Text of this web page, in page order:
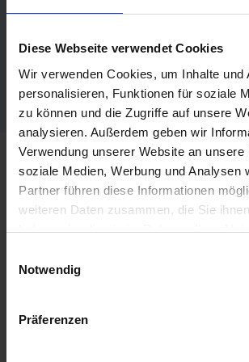
Diese Webseite verwendet Cookies
Wir verwenden Cookies, um Inhalte und
personalisieren, Funktionen für soziale
zu können und die Zugriffe auf unsere
analysieren. Außerdem geben wir
Verwendung unserer Website an unsere
soziale Medien, Werbung und Analysen
Partner führen diese Informationen
weiteren Daten zusammen, die Sie
haben oder die sie im Rahmen Ihrer
Notwendig
Präferenzen
Wir zeigen's dir – live und
Lerne mana HR
Deine persönliche
Lerne die mana HR Talent
Recruiting. Unsere HR-Tech